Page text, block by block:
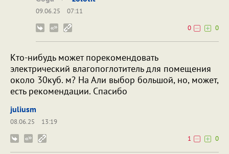
09.06.25
07:11
0
0
Кто-нибудь может порекомендовать
электрический влагопоглотитель для помещения
около 30куб. м? На Али выбор большой, но, может,
есть рекомендации. Спасибо
juliusm
08.06.25
13:19
1
0